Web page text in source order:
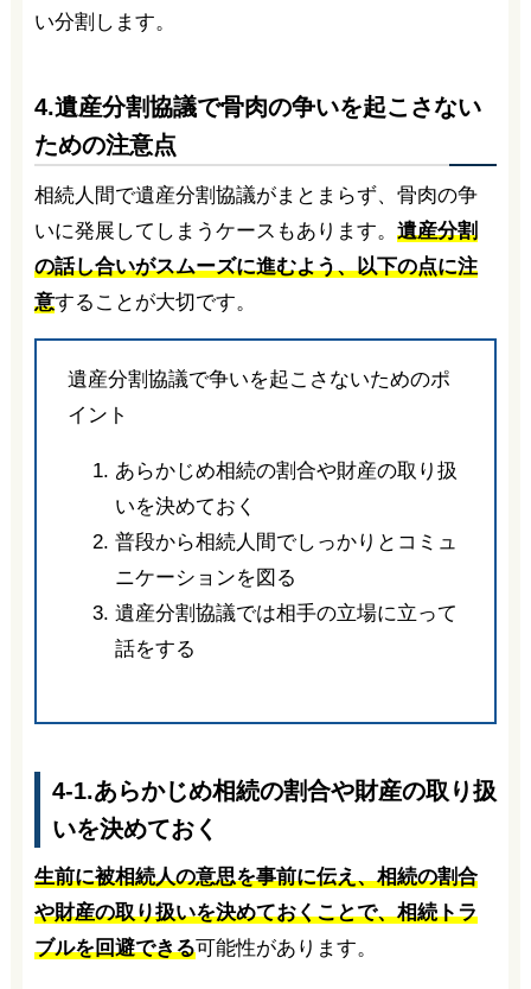
い分割します。
4.遺産分割協議で骨肉の争いを起こさない
ための注意点
相続人間で遺産分割協議がまとまらず、骨肉の争
いに発展してしまうケースもあります。 遺産分割
の話し合いがスムーズに進むよう、以下の点に注
意することが大切です。
遺産分割協議で争いを起こさないためのポ
イント
あらかじめ相続の割合や財産の取り扱
いを決めておく
普段から相続人間でしっかりとコミュ
ニケーションを図る
遺産分割協議では相手の立場に立って
話をする
4-1.あらかじめ相続の割合や財産の取り扱
いを決めておく
生前に被相続人の意思を事前に伝え、相続の割合
や財産の取り扱いを決めておくことで、相続トラ
ブルを回避できる可能性があります。